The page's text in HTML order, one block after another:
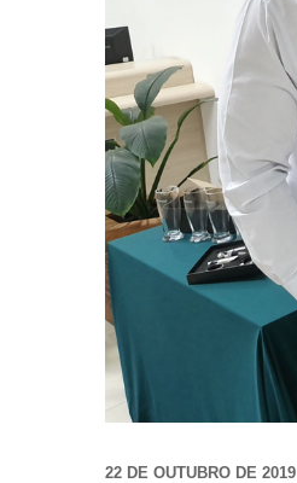
22 DE OUTUBRO DE 2019